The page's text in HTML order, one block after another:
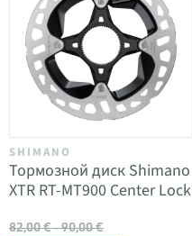
SHIMANO
Тормозной диск Shimano
XTR RT-MT900 Center Lock
82,00 € - 90,00 €